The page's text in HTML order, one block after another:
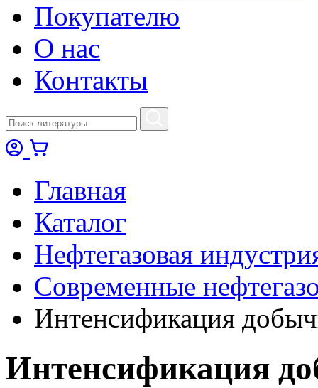
Покупателю
О нас
Контакты
Главная
Каталог
Нефтегазовая
Современные
Интенсификация
Интенсификация